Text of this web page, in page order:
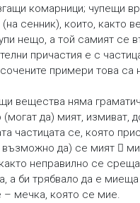
комарници; чупещи
сенник), които, както
нещо, а той самият се
причастия е с
примери това са
вещества няма
да) мият, измиват,
частицата се, която
възможно да) се мият 
неправилно се
а би трябвало да е
– мечка, която се мие.